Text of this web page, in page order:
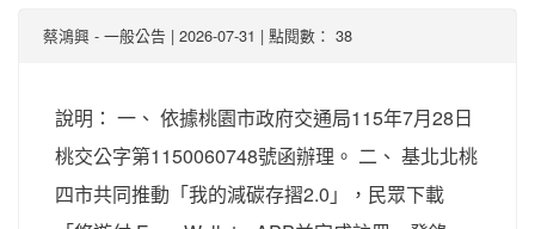
蔡鴻興 - 一般公告 | 2026-07-31 | 點閱數： 38
說明： 一、 依據桃園市政府交通局115年7月28日
桃交公字第1150060748號函辦理。 二、 基北北桃
四市共同推動「我的減碳存摺2.0」，民眾下載